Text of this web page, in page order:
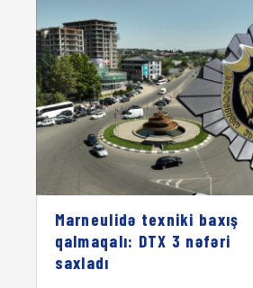
Marneulidə texniki baxış
qalmaqalı: DTX 3 nəfəri
saxladı